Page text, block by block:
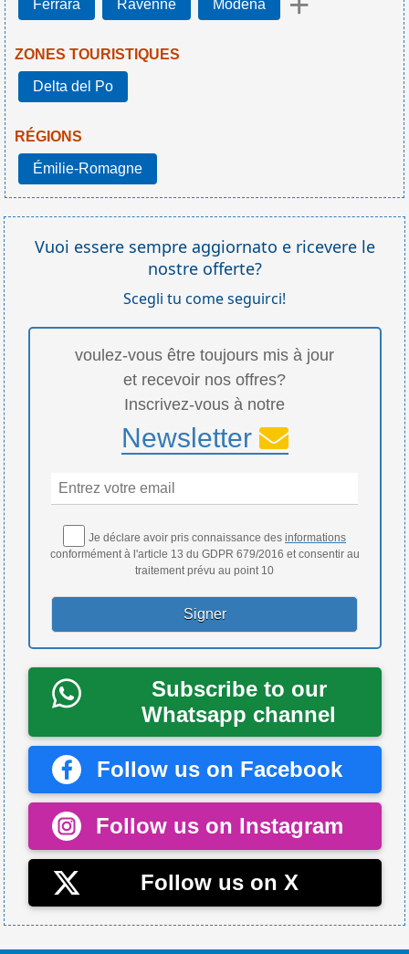
Ferrara Ravenne Modena
ZONES TOURISTIQUES
Delta del Po
RÉGIONS
Émilie-Romagne
Vuoi essere sempre aggiornato e ricevere le
nostre offerte?
Scegli tu come seguirci!
voulez-vous être toujours mis à jour
et recevoir nos offres?
Inscrivez-vous à notre
Newsletter
Je déclare avoir pris connaissance des informations
conformément à l'article 13 du GDPR 679/2016 et consentir au
traitement prévu au point 10
Subscribe to our
Whatsapp channel
Follow us on Facebook
Follow us on Instagram
Follow us on X